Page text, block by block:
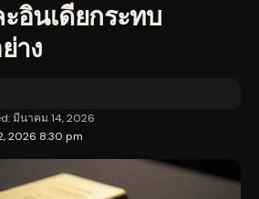
อินเดียกระทบ
าง
2026 8:30 pm
มีนาคม 14, 2026